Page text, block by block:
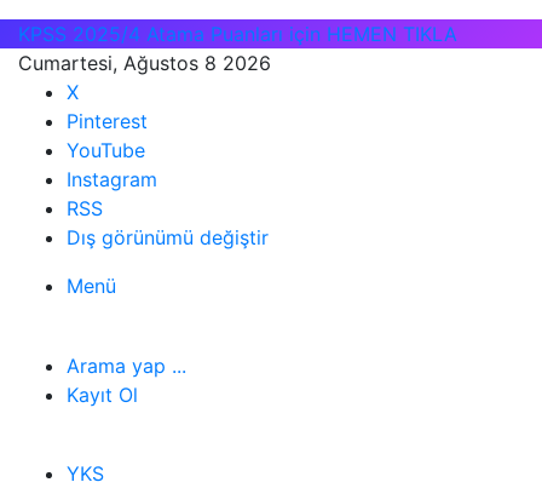
KPSS 2025/4 Atama Puanları için HEMEN TIKLA
Cumartesi, Ağustos 8 2026
X
Pinterest
YouTube
Instagram
RSS
Dış görünümü değiştir
Menü
Arama yap ...
Kayıt Ol
YKS